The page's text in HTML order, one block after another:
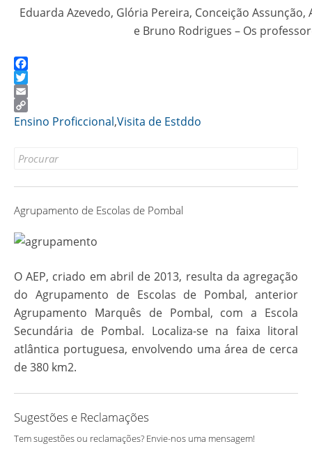
Eduarda Azevedo, Glória Pereira, Conceição
e Bruno Rodrigues – Os
Facebook
Twitter
Email
Copy
Ensino Proficcional,Visita de Estddo
Search
Agrupamento de Escolas de Pombal
O AEP, criado em abril de 2013, resulta da agregação
do Agrupamento de Escolas de Pombal, anterior
Agrupamento Marquês de Pombal, com a Escola
Secundária de Pombal. Localiza-se na faixa litoral
atlântica portuguesa, envolvendo uma área de cerca
de 380 km2.
Sugestões e Reclamações
Tem sugestões ou reclamações? Envie-nos uma mensagem!